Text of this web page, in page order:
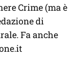
Crime (ma è
di
Fa anche